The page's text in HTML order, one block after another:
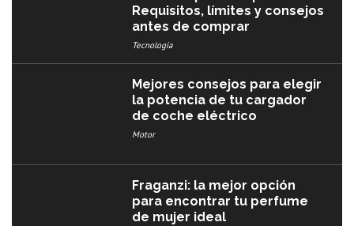
Requisitos, límites y consejos
antes de comprar
Tecnología
Mejores consejos para elegir
la potencia de tu cargador
de coche eléctrico
Motor
Fraganzi: la mejor opción
para encontrar tu perfume
de mujer ideal